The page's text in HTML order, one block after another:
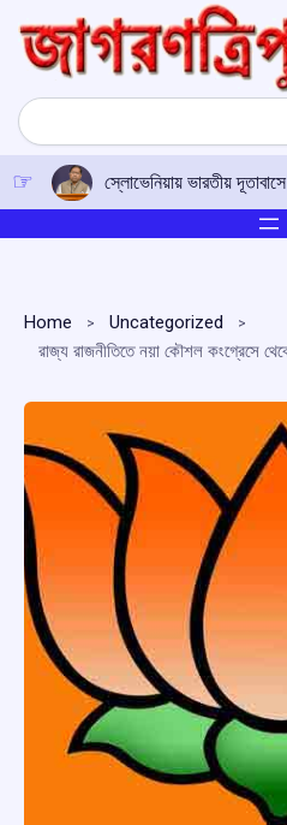
content
Search
স্লোভেনিয়ায় ভারতীয়
Home
Uncategorized
রাজ্য রাজনীতিতে নয়া কৌশল কংগ্রেসে